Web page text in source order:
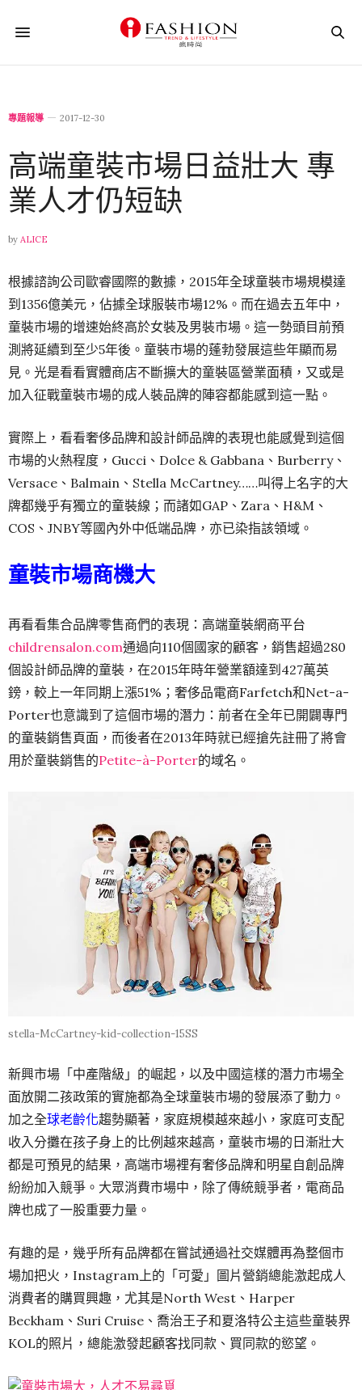
專題報導 2017-12-30
高端童裝市場日益壯大 專
業人才仍短缺
by ALICE
根據諮詢公司歐睿國際的數據，2015年全球童裝市場規模達
到1356億美元，佔據全球服裝市場12%。而在過去五年中，
童裝市場的增速始終高於女裝及男裝市場。這一勢頭目前預
測將延續到至少5年後。童裝市場的蓬勃發展這些年顯而易
見。光是看看實體商店不斷擴大的童裝區營業面積，又或是
加入征戰童裝市場的成人裝品牌的陣容都能感到這一點。
實際上，看看奢侈品牌和設計師品牌的表現也能感覺到這個
市場的火熱程度，Gucci、Dolce & Gabbana、Burberry、
Versace、Balmain、Stella McCartney……叫得上名字的大
牌都幾乎有獨立的童裝線；而諸如GAP、Zara、H&M、
COS、JNBY等國內外中低端品牌，亦已染指該領域。
童裝市場商機大
再看看集合品牌零售商們的表現：高端童裝網商平台
childrensalon.com通過向110個國家的顧客，銷售超過280
個設計師品牌的童裝，在2015年時年營業額達到427萬英
鎊，較上一年同期上漲51%；奢侈品電商Farfetch和Net-a-
Porter也意識到了這個市場的潛力：前者在全年已開闢專門
的童裝銷售頁面，而後者在2013年時就已經搶先註冊了將會
用於童裝銷售的Petite-à-Porter的域名。
stella-McCartney-kid-collection-15SS
新興市場「中產階級」的崛起，以及中國這樣的潛力市場全
面放開二孩政策的實施都為全球童裝市場的發展添了動力。
加之全球老齡化趨勢顯著，家庭規模越來越小，家庭可支配
收入分攤在孩子身上的比例越來越高，童裝市場的日漸壯大
都是可預見的結果，高端市場裡有奢侈品牌和明星自創品牌
紛紛加入競爭。大眾消費市場中，除了傳統競爭者，電商品
牌也成了一股重要力量。
有趣的是，幾乎所有品牌都在嘗試通過社交媒體再為整個市
場加把火，Instagram上的「可愛」圖片營銷總能激起成人
消費者的購買興趣，尤其是North West、Harper
Beckham、Suri Cruise、喬治王子和夏洛特公主這些童裝界
KOL的照片，總能激發起顧客找同款、買同款的慾望。